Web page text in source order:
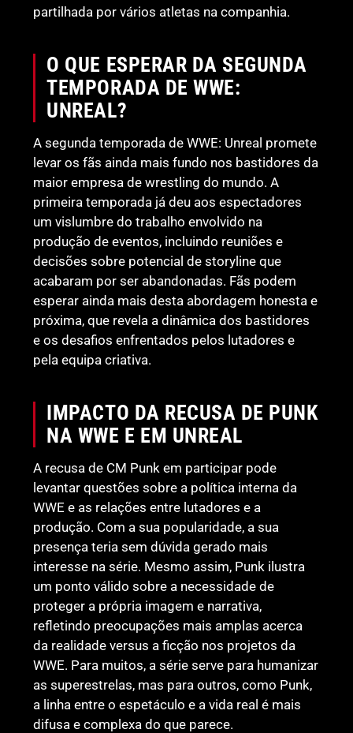
partilhada por vários atletas na companhia.
O QUE ESPERAR DA SEGUNDA
TEMPORADA DE WWE:
UNREAL?
A segunda temporada de WWE: Unreal promete
levar os fãs ainda mais fundo nos bastidores da
maior empresa de wrestling do mundo. A
primeira temporada já deu aos espectadores
um vislumbre do trabalho envolvido na
produção de eventos, incluindo reuniões e
decisões sobre potencial de storyline que
acabaram por ser abandonadas. Fãs podem
esperar ainda mais desta abordagem honesta e
próxima, que revela a dinâmica dos bastidores
e os desafios enfrentados pelos lutadores e
pela equipa criativa.
IMPACTO DA RECUSA DE PUNK
NA WWE E EM UNREAL
A recusa de CM Punk em participar pode
levantar questões sobre a política interna da
WWE e as relações entre lutadores e a
produção. Com a sua popularidade, a sua
presença teria sem dúvida gerado mais
interesse na série. Mesmo assim, Punk ilustra
um ponto válido sobre a necessidade de
proteger a própria imagem e narrativa,
refletindo preocupações mais amplas acerca
da realidade versus a ficção nos projetos da
WWE. Para muitos, a série serve para humanizar
as superestrelas, mas para outros, como Punk,
a linha entre o espetáculo e a vida real é mais
difusa e complexa do que parece.